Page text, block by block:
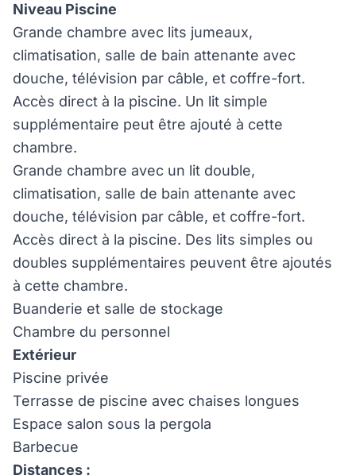
Niveau Piscine
Grande chambre avec lits jumeaux,
climatisation, salle de bain attenante avec
douche, télévision par câble, et coffre-fort.
Accès direct à la piscine. Un lit simple
supplémentaire peut être ajouté à cette
chambre.
Grande chambre avec un lit double,
climatisation, salle de bain attenante avec
douche, télévision par câble, et coffre-fort.
Accès direct à la piscine. Des lits simples ou
doubles supplémentaires peuvent être ajoutés
à cette chambre.
Buanderie et salle de stockage
Chambre du personnel
Extérieur
Piscine privée
Terrasse de piscine avec chaises longues
Espace salon sous la pergola
Barbecue
Distances :